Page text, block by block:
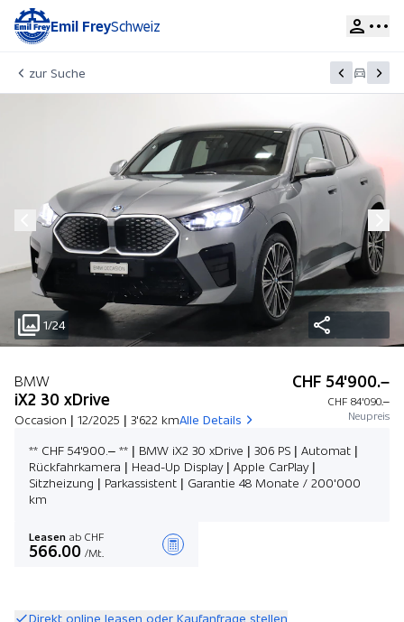
Emil FreySchweiz
zur Suche
1/24
BMW
iX2 30 xDrive
Occasion | 12/2025 | 3'622 kmAlle Details
CHF 54'900.–
CHF 84'090.–
Neupreis
** CHF 54'900.– ** | BMW iX2 30 xDrive | 306 PS | Automat |
Rückfahrkamera | Head-Up Display | Apple CarPlay |
Sitzheizung | Parkassistent | Garantie 48 Monate / 200'000
km
Leasen ab CHF
566.00 /Mt.
Direkt online leasen oder Kaufanfrage stellen